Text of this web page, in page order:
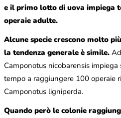
e il primo lotto di uova impiega
operaie adulte.
Alcune specie crescono molto
la tendenza generale è simile.
Camponotus nicobarensis
tempo a raggiungere 100 operaie
Camponotus ligniperda.
Quando però le colonie